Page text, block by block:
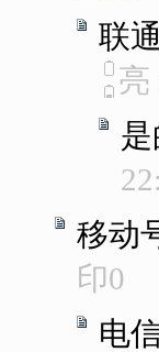
联
亮
移动
印0
电